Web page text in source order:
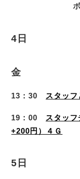
4日
金
13：30 スタッ
19：00 スタッ
+200円）４Ｇ
5日